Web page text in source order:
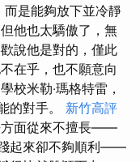
是能夠放下並冷靜
他也太驕傲了，無
說他是對的，僅此
在乎，也不願意向
校米勒‧瑪格特雷，
的對手。 新竹高評
方面從來不擅長——
起來卻不夠順利——